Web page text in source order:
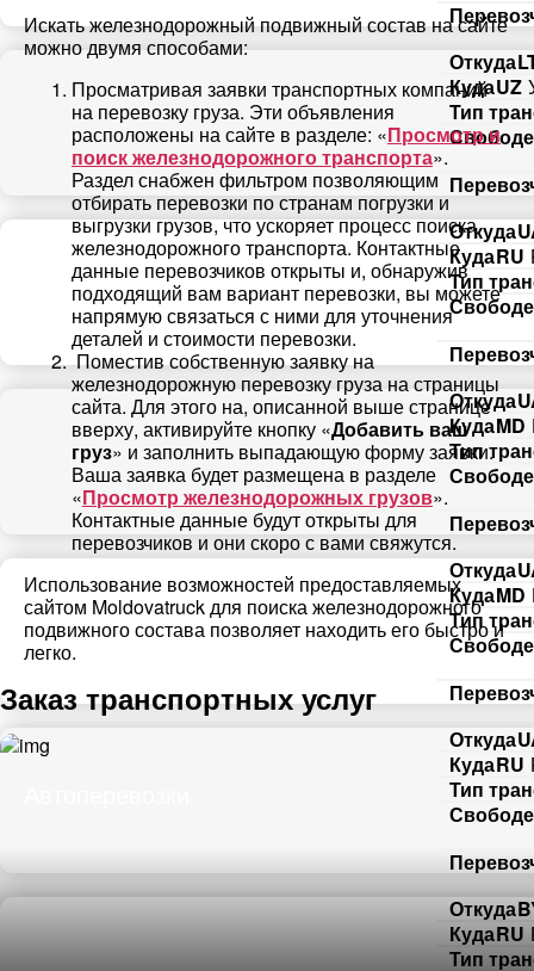
Откуда
КудаUZ
Тип
Откуда
КудаRU
Тип
Откуда
КудаMD
Тип
Откуда
КудаMD
Тип
Откуда
КудаRU
Тип
Откуда
КудаRU
Тип
Искать железнодорожный подвижный состав на сайте
можно двумя способами:
Просматривая заявки транспортных компаний
на перевозку груза. Эти объявления
расположены на сайте в разделе: «Просмотр и
поиск железнодорожного транспорта».
Раздел снабжен фильтром позволяющим
отбирать перевозки по странам погрузки и
выгрузки грузов, что ускоряет процесс поиска
железнодорожного транспорта. Контактные
данные перевозчиков открыты и, обнаружив
подходящий вам вариант перевозки, вы можете
напрямую связаться с ними для уточнения
деталей и стоимости перевозки.
Поместив собственную заявку на
железнодорожную перевозку груза на страницы
сайта. Для этого на, описанной выше странице
вверху, активируйте кнопку «Добавить ваш
груз» и заполнить выпадающую форму заявки.
Ваша заявка будет размещена в разделе
«Просмотр железнодорожных грузов».
Контактные данные будут открыты для
перевозчиков и они скоро с вами свяжутся.
Использование возможностей предоставляемых
сайтом Moldovatruck для поиска железнодорожного
подвижного состава позволяет находить его быстро и
легко.
Заказ транспортных услуг